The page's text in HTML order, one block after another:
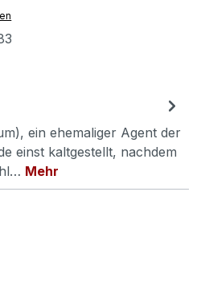
ein ehemaliger Agent der
einst kaltgestellt, nachdem
Mehr